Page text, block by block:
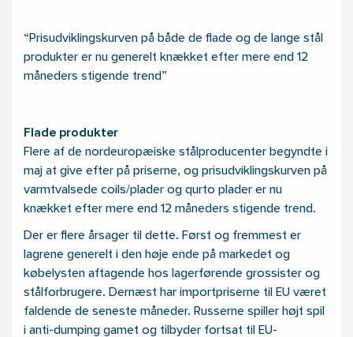
Prisudviklingskurven på både de flade og de lange stål
produkter er nu generelt knækket efter mere end 12
måneders stigende trend
Flade produkter
Flere af de nordeuropæiske stålproducenter begyndte i
maj at give efter på priserne, og prisudviklingskurven på
varmtvalsede coils/plader og qurto plader er nu
knækket efter mere end 12 måneders stigende trend.
Der er flere årsager til dette. Først og fremmest er
lagrene generelt i den høje ende på markedet og
købelysten aftagende hos lagerførende grossister og
stålforbrugere. Dernæst har importpriserne til EU været
faldende de seneste måneder. Russerne spiller højt spil
i anti-dumping gamet og tilbyder fortsat til EU-